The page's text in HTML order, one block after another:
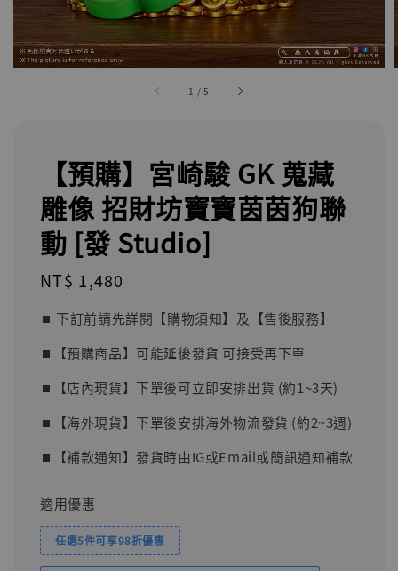
1 /5
【預購】宮崎駿 GK 蒐藏
雕像 招財坊寶寶茵茵狗聯
動 [發 St​​udio]
Regular
NT$ 1,480
⏹︎ 下訂前請先詳閱【購物須知】及【售後服務】
⏹︎【預購商品】可能延後發貨 可接受再下單
⏹︎【店內現貨】下單後可立即安排出貨 (約1~3天)
⏹︎【海外現貨】下單後安排海外物流發貨 (約2~3週)
⏹︎【補款通知】發貨時由IG或Email或簡訊通知補款
適用優惠
任選5件可享98折優惠